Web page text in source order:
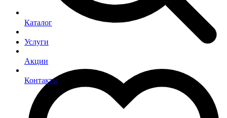
Каталог
Услуги
Акции
Контакты